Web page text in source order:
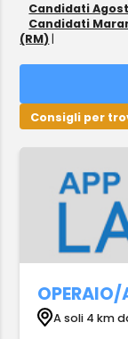
Candidati
Candidati
(RM) |
Consigli per
OPERAIO/
A soli 4 km